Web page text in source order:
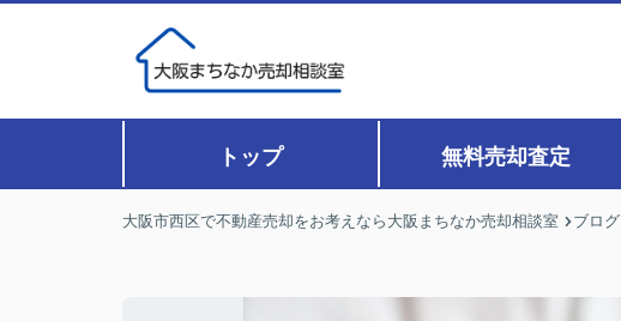
トップ 無料売却査定
大阪市西区で不動産売却をお考えなら大阪まちなか売却相談室 ブログ